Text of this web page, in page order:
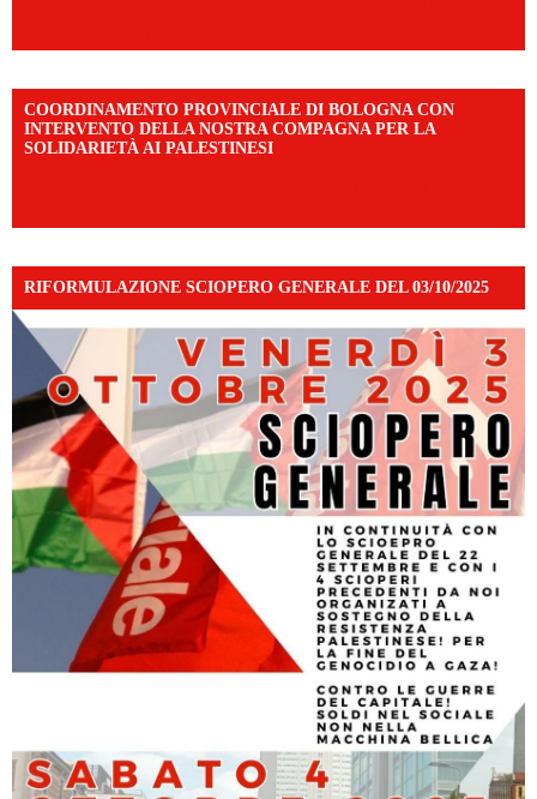
COORDINAMENTO PROVINCIALE DI BOLOGNA CON
INTERVENTO DELLA NOSTRA COMPAGNA PER LA
SOLIDARIETÀ AI PALESTINESI
RIFORMULAZIONE SCIOPERO GENERALE DEL 03/10/2025